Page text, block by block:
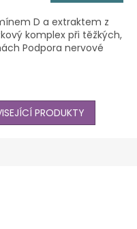
D a extraktem z
komplex při těžkých,
Podpora nervové
PRODUKTY